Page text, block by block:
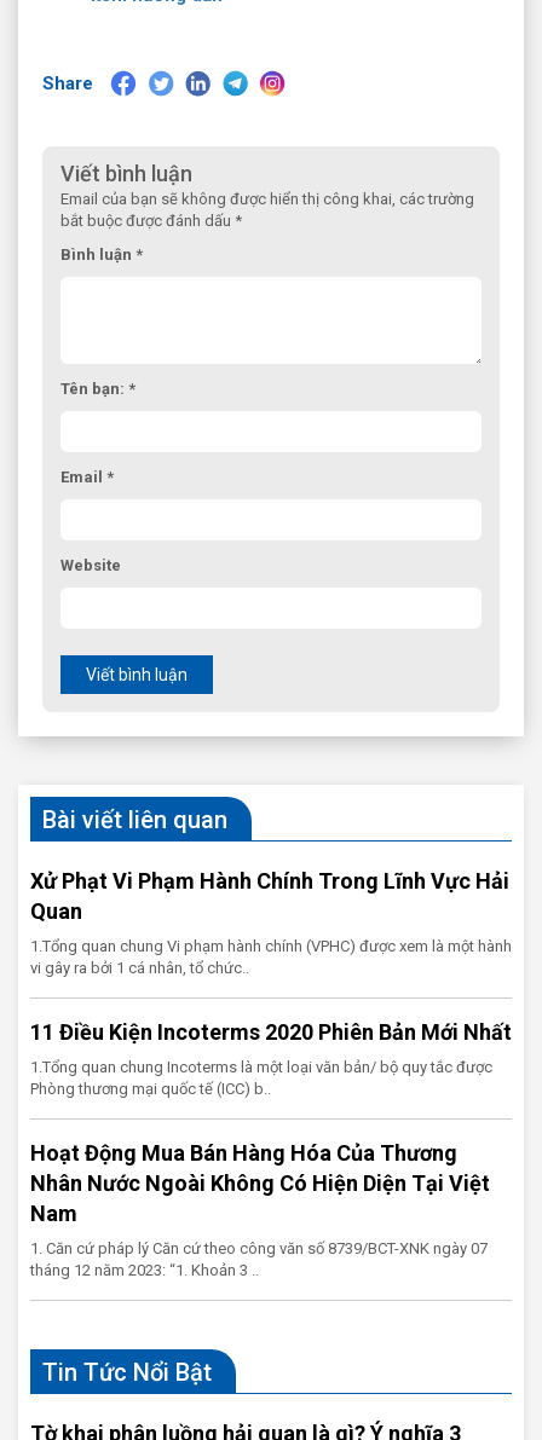
Share
Viết bình luận
Email của bạn sẽ không được hiển thị công khai, các trường
bắt buộc được đánh dấu *
Bình luận *
Tên bạn: *
Email *
Website
Viết bình luận
Bài viết liên quan
Xử Phạt Vi Phạm Hành Chính Trong Lĩnh Vực Hải
Quan
1.Tổng quan chung Vi phạm hành chính (VPHC) được xem là một hành
vi gây ra bởi 1 cá nhân, tổ chức..
11 Điều Kiện Incoterms 2020 Phiên Bản Mới Nhất
1.Tổng quan chung Incoterms là một loại văn bản/ bộ quy tắc được
Phòng thương mại quốc tế (ICC) b..
Hoạt Động Mua Bán Hàng Hóa Của Thương
Nhân Nước Ngoài Không Có Hiện Diện Tại Việt
Nam
1. Căn cứ pháp lý Căn cứ theo công văn số 8739/BCT-XNK ngày 07
tháng 12 năm 2023: “1. Khoản 3 ..
Tin Tức Nổi Bật
Tờ khai phân luồng hải quan là gì? Ý nghĩa 3